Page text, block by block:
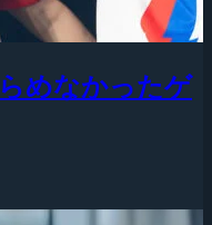
めなかったゲ